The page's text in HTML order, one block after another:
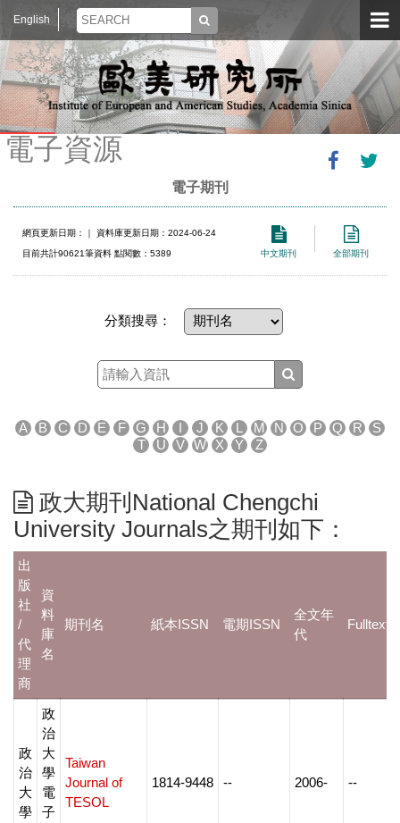
English
電子資源
電子期刊
中文期刊 全部期刊
網頁更新日期： ｜ 資料庫更新日期：2024-06-24
目前共計90621筆資料 點閱數：5389
分類搜尋：
A B C D E F G H I J K L M N O P Q R
S
T
U V W X Y Z
政大期刊National Chengchi
University Journals之期刊如下：
出
版
社
/
代
理
商
資
料
庫
名
期刊名 紙本ISSN 電期ISSN
全文年
代
Fulltext
政
治
大
學
政
治
大
學
電
子
Taiwan
Journal of
TESOL
1814-9448 -- 2006- --